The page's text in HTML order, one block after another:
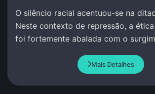
O silêncio racial acentuou-se na
Neste contexto de repressão, a
foi fortemente abalada com o
Mais Detalhes